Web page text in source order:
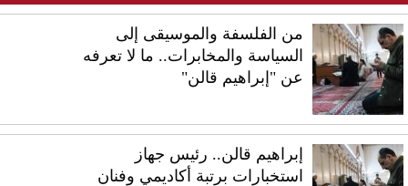
من الفلسفة والموسيقى إلى
السياسة والمخابرات.. ما لا تعرفه
عن "إبراهيم قالن"
إبراهيم قالن.. رئيس جهاز
استخبارات برتبة أكاديمي وفنان